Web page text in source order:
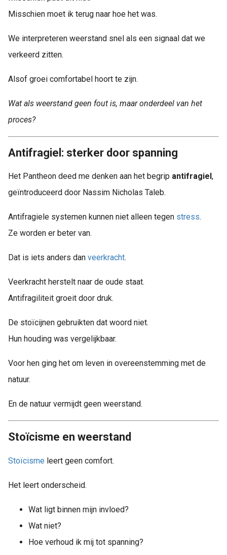
Misschien moet ik terug naar hoe het was.
We interpreteren weerstand snel als een signaal dat we
verkeerd zitten.
Alsof groei comfortabel hoort te zijn.
Wat als weerstand geen fout is, maar onderdeel van het
proces?
Antifragiel: sterker door spanning
Het Pantheon deed me denken aan het begrip antifragiel,
geïntroduceerd door Nassim Nicholas Taleb.
Antifragiele systemen kunnen niet alleen tegen stress.
Ze worden er beter van.
Dat is iets anders dan veerkracht.
Veerkracht herstelt naar de oude staat.
Antifragiliteit groeit door druk.
De stoïcijnen gebruikten dat woord niet.
Hun houding was vergelijkbaar.
Voor hen ging het om leven in overeenstemming met de
natuur.
En de natuur vermijdt geen weerstand.
Stoïcisme en weerstand
Stoïcisme leert geen comfort.
Het leert onderscheid.
Wat ligt binnen mijn invloed?
Wat niet?
Hoe verhoud ik mij tot spanning?